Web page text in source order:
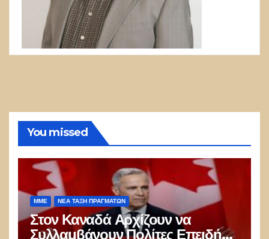
You missed
ΜΜΕ ΝΈΑ ΤΆΞΗ ΠΡΑΓΜΆΤΩΝ
Στον Καναδά Αρχίζουν να
Συλλαμβάνουν Πολίτες Επειδή